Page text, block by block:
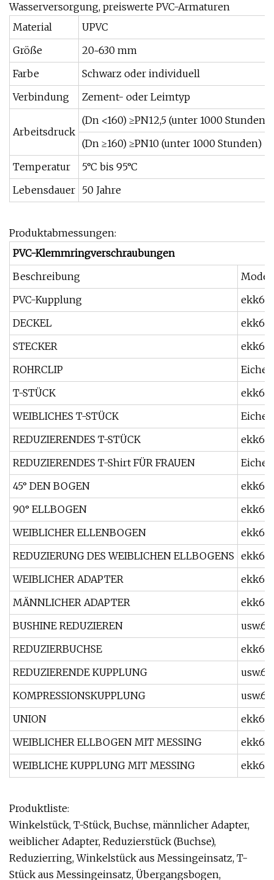
Wasserversorgung, preiswerte PVC-Armaturen
Material
UPVC
Größe
20~630 mm
Farbe
Schwarz oder individuell
Verbindung
Zement- oder Leimtyp
Arbeitsdruck
(Dn <160) ≥PN12,5 (unter 1000 Stunden)
(Dn ≥160) ≥PN10 (unter 1000 Stunden)
Temperatur
5°C bis 95°C
Lebensdauer 50 Jahre
Produktabmessungen:
PVC-Klemmringverschraubungen
Beschreibung
Modell
PVC-Kupplung
DECKEL
STECKER
ROHRCLIP
T-STÜCK
WEIBLICHES T-STÜCK
REDUZIERENDES T-STÜCK
REDUZIERENDES T-Shirt FÜR FRAUEN
45° DEN BOGEN
90° ELLBOGEN
ekk610
WEIBLICHER ELLENBOGEN
ekk611
REDUZIERUNG DES WEIBLICHEN ELLBOGENS
WEIBLICHER ADAPTER
ekk613
MÄNNLICHER ADAPTER
ekk614
BUSHINE REDUZIEREN
REDUZIERBUCHSE
ekk616
REDUZIERENDE KUPPLUNG
KOMPRESSIONSKUPPLUNG
UNION
ekk619
WEIBLICHER ELLBOGEN MIT MESSING
WEIBLICHE KUPPLUNG MIT MESSING
ekk621
Produktliste:
Winkelstück, T-Stück, Buchse, männlicher Adapter,
weiblicher Adapter, Reduzierstück (Buchse),
Reduzierring, Winkelstück aus Messingeinsatz, T-
Stück aus Messingeinsatz, Übergangsbogen,